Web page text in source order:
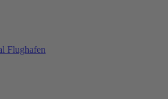
Flughafen